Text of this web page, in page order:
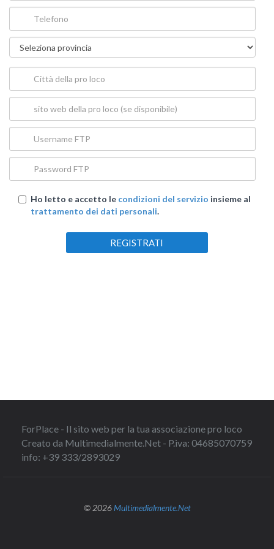
Ho letto e accetto le condizioni del servizio insieme al
trattamento dei dati personali.
ForPlace - Il sito web per la tua associazione pro loco
Creato da Multimedialmente.Net - P.iva: 04685070759
info: +39 333/2893029
© 2026 Multimedialmente.Net